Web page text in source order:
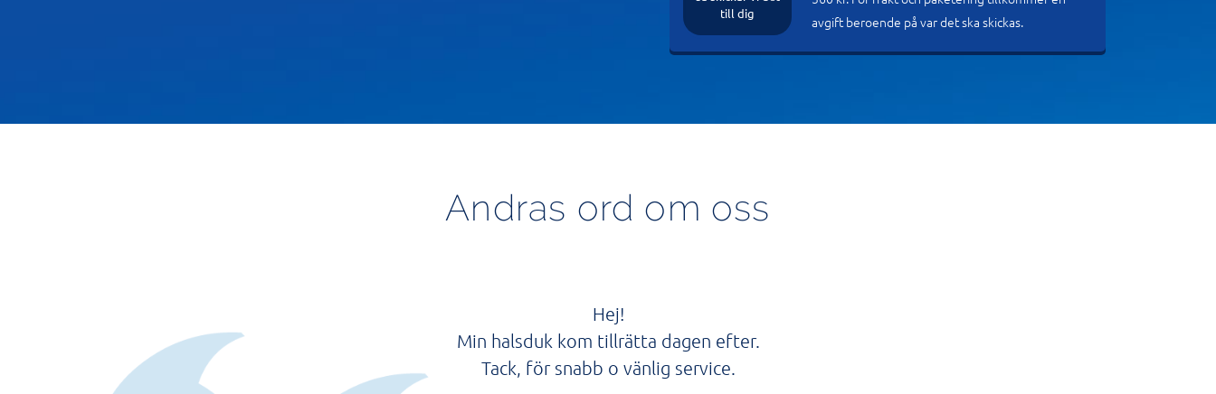
till dig
avgift beroende på var det ska skickas.
Andras ord om oss
Hej!
Min halsduk kom tillrätta dagen efter.
Tack, för snabb o vänlig service.